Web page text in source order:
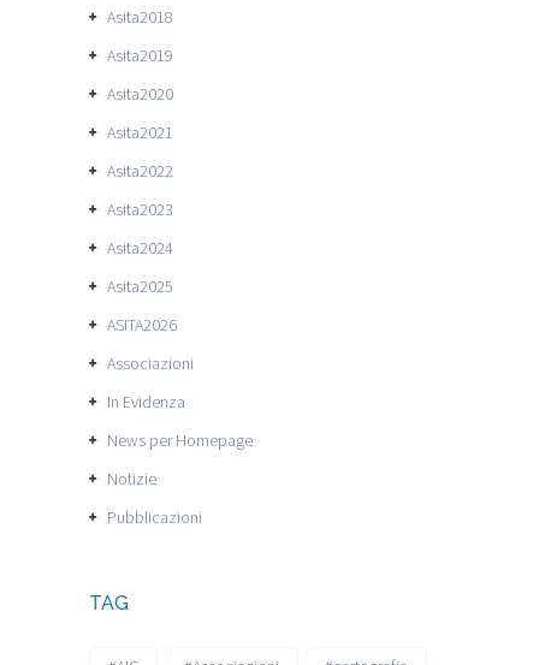
Asita2018
Asita2019
Asita2020
Asita2021
Asita2022
Asita2023
Asita2024
Asita2025
ASITA2026
Associazioni
In Evidenza
News per Homepage
Notizie
Pubblicazioni
TAG